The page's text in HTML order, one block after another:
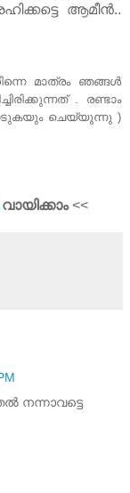
ആമീൻ..
മാത്രം ഞങ്ങള്‍
. രണ്ടാം
ചെയ്യുന്നു )
<<
നന്നാവട്ടെ